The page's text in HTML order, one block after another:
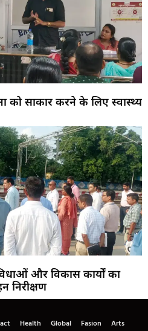
को साकार करने के लिए स्वास्थ्य
और विकास कार्यों का
निरीक्षण
Health Global Fasion
Arts